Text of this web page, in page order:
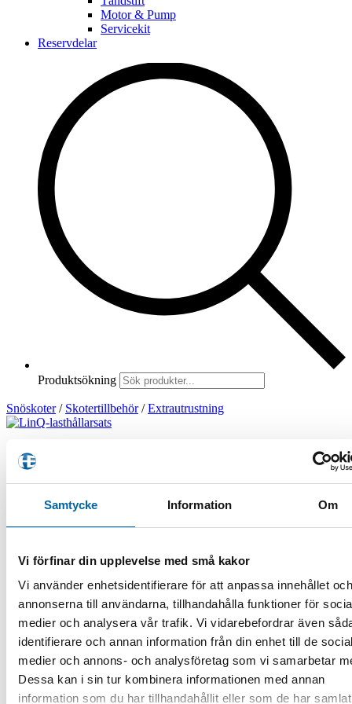
Samtycke Information Om
Vi förfinar din upplevelse med små kakor
Vi använder enhetsidentifierare för att anpassa innehållet och
annonserna till användarna, tillhandahålla funktioner för
medier och analysera vår trafik. Vi vidarebefordrar även
identifierare och annan information från din enhet till de
medier och annons- och analysföretag som vi samarbetar
Dessa kan i sin tur kombinera informationen med annan
information som du har tillhandahållit eller som de har
Motor & Pump
Servicekit
Reservdelar
Produktsökning
Snöskoter / Skotertillbehör / Extrautrustning
LinQ-lasthållarsats
kr
I lager
LinQ-lasthållarsats mängd
Artikelnr:860202482 Kategori:Extrautrustning
✔ Standardfrakt 49 kr »
✔ Fraktfritt över 1000 kr »
✔ Lagervaror skickas inom 48h »
✔ Webblager betyder beställningsvara »
Leveranstid